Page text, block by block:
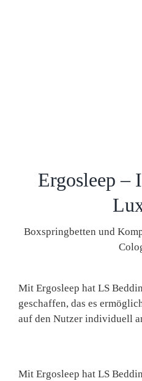
Ergosleep –
Boxspringbetten und
Mit Ergosleep hat LS
geschaffen, das es
auf den Nutzer individuell
Mit Ergosleep hat LS